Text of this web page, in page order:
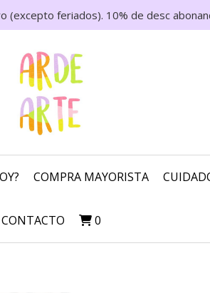
(excepto feriados). 10% de desc
COMPRA MAYORISTA
CONTACTO 0